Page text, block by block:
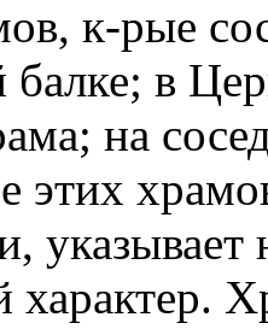
к-рые
в
на
этих
указывает
характер.